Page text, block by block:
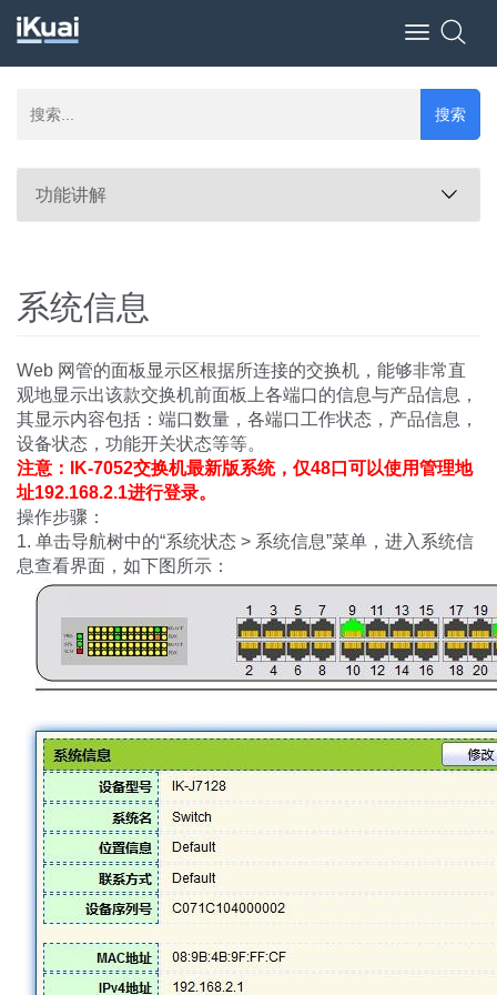
Toggle
搜索
功能讲解
系统信息
Web 网管的面板显示区根据所连接的交换机，能够非常直
观地显示出该款交换机前面板上各端口的信息与产品信息，
其显示内容包括：端口数量，各端口工作状态，产品信息，
设备状态，功能开关状态等等。
注意：IK-7052交换机最新版系统，仅48口可以使用管理地
址192.168.2.1进行登录。
操作步骤：
1. 单击导航树中的“系统状态 > 系统信息”菜单，进入系统信
息查看界面，如下图所示：